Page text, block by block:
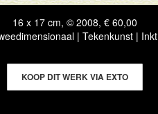
16 x 17 cm, © 2008, € 60,00
| Tekenkunst | Inkt
KOOP DIT WERK VIA EXTO